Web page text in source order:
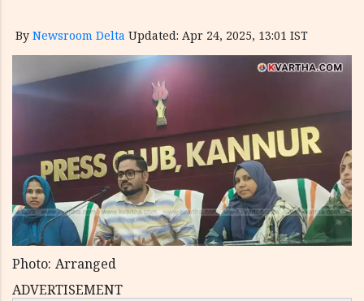
By Newsroom Delta Updated: Apr 24, 2025, 13:01 IST
Photo: Arranged
ADVERTISEMENT